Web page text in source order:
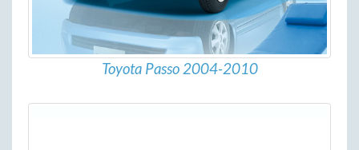
Toyota Passo 2004-2010